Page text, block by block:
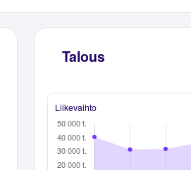
Talous
Liikevaihto